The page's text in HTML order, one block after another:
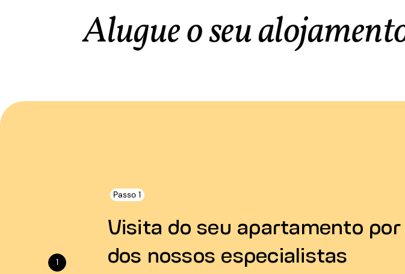
Alugue o seu
1
Passo 1
Visita do seu apartamento
dos nossos especialistas